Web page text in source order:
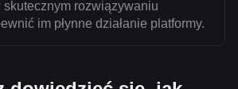
skutecznym rozwiązywaniu
im płynne działanie platformy.